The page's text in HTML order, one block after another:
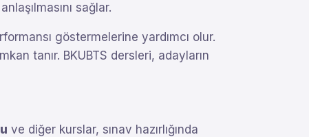
sağlar.
göstermelerine yardımcı olur.
tanır. BKUBTS dersleri, adayların
ve diğer kurslar, sınav hazırlığında